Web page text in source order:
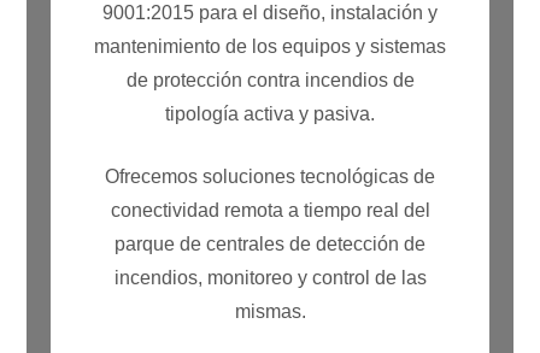
9001:2015 para el diseño, instalación y
mantenimiento de los equipos y sistemas
de protección contra incendios de
tipología activa y pasiva.
Ofrecemos soluciones tecnológicas de
conectividad remota a tiempo real del
parque de centrales de detección de
incendios, monitoreo y control de las
mismas.